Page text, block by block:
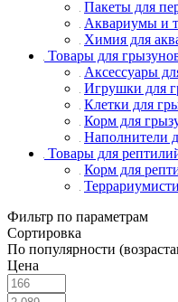
Пакеты для
Аквариумы и
Химия для
Товары для
Аксессуары
Игрушки для
Клетки для
Корм для
Наполнители
Товары для
Корм для
Фильтр по параметрам
Сортировка
По популярности
Цена